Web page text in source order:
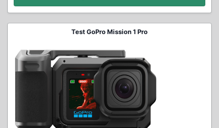
Test GoPro Mission 1 Pro